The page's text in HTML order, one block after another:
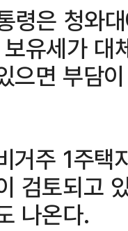
령은 청와
유세가 대
으면 부담
거주 1주택
검토되고
나온다.